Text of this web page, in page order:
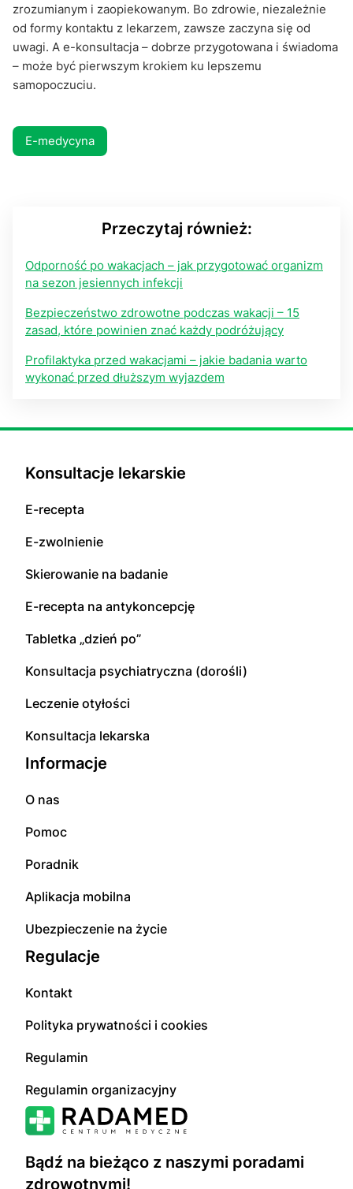
zrozumianym i zaopiekowanym. Bo zdrowie, niezależnie
od formy kontaktu z lekarzem, zawsze zaczyna się od
uwagi. A e-konsultacja – dobrze przygotowana i świadoma
– może być pierwszym krokiem ku lepszemu
samopoczuciu.
E-medycyna
Przeczytaj również:
Odporność po wakacjach – jak przygotować organizm
na sezon jesiennych infekcji
Bezpieczeństwo zdrowotne podczas wakacji – 15
zasad, które powinien znać każdy podróżujący
Profilaktyka przed wakacjami – jakie badania warto
wykonać przed dłuższym wyjazdem
Bądź na bieżąco z naszymi poradami
zdrowotnymi!
Konsultacje lekarskie
E-recepta
E-zwolnienie
Skierowanie na badanie
E-recepta na antykoncepcję
Tabletka „dzień po”
Konsultacja psychiatryczna (dorośli)
Leczenie otyłości
Konsultacja lekarska
Informacje
O nas
Pomoc
Poradnik
Aplikacja mobilna
Ubezpieczenie na życie
Regulacje
Kontakt
Polityka prywatności i cookies
Regulamin
Regulamin organizacyjny